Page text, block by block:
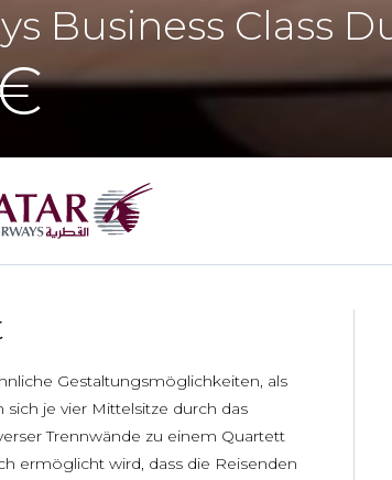
Business Class
Gestaltungsmöglichkeiten, als
je vier Mittelsitze durch das
Trennwände zu einem Quartett
ermöglicht wird, dass die Reisenden